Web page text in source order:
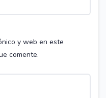
y web en este
comente.